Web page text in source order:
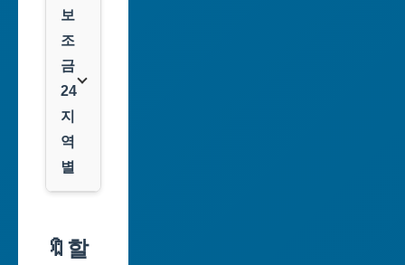
보
조
금
24
지
역
별
울
특
🔖할